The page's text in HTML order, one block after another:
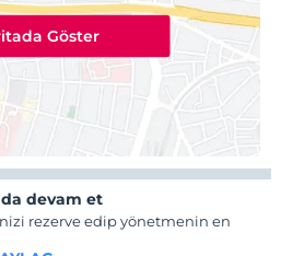
Göster
devam et
rezerve edip yönetmenin en